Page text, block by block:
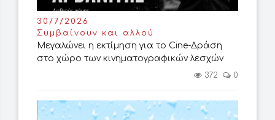
30/7/2026
Συμβαίνουν και αλλού
Μεγαλώνει η εκτίμηση για το Cine-Δράση
στο χώρο των κινηματογραφικών λεσχών
372 0